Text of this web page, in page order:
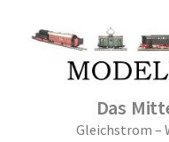
Das
Gleichstrom –